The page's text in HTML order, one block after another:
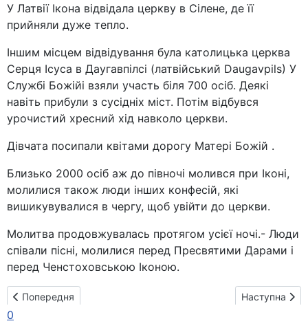
У Латвії Ікона відвідала церкву в Сілене, де її
прийняли дуже тепло.
Іншим місцем відвідування була католицька церква
Серця Ісуса в Даугавпілсі (латвійський Daugavpils) У
Службі Божійі взяли участь біля 700 осіб. Деякі
навіть прибули з сусідніх міст. Потім відбувся
урочистий хресний хід навколо церкви.
Дівчата посипали квітами дорогу Матері Божій .
Близько 2000 осіб аж до півночі молився при Іконі,
молилися також люди інших конфесій, які
вишикувувалися в чергу, щоб увійти до церкви.
Молитва продовжувалась протягом усієї ночі.- Люди
співали пісні, молилися перед Пресвятими Дарами і
перед Ченстоховською Іконою.
0
Попередня стаття: Латвія: Величезні натовпи віруючих.
Попередня Наступна
Наступна